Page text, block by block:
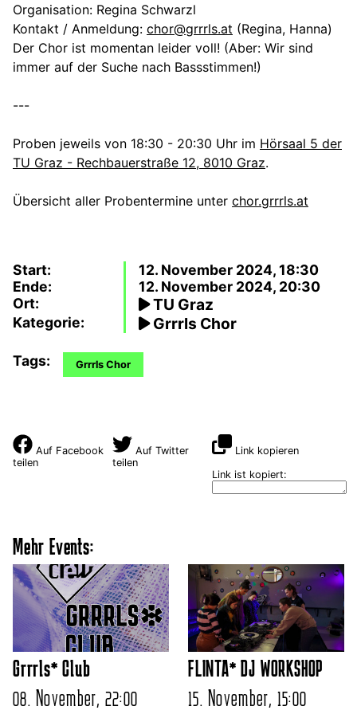
Organisation: Regina Schwarzl
Kontakt / Anmeldung: chor@grrrls.at (Regina, Hanna)
Der Chor ist momentan leider voll! (Aber: Wir sind
immer auf der Suche nach Bassstimmen!)
---
Proben jeweils von 18:30 - 20:30 Uhr im Hörsaal 5 der
TU Graz - Rechbauerstraße 12, 8010 Graz.
Übersicht aller Probentermine unter chor.grrrls.at
Start:
12. November 2024, 18:30
Ende:
12. November 2024, 20:30
Ort:
TU Graz
Kategorie: Grrrls Chor
Tags: Grrrls Chor
Auf Facebook
teilen
Auf Twitter
teilen
Link kopieren
Link ist kopiert:
Mehr Events:
Grrrls* Club
08. November, 22:00
FLINTA* DJ WORKSHOP
15. November, 15:00